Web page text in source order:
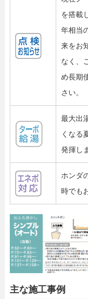
を搭載
年相当
来をお
なく、
め長期
さい。
最大出
くなる
発揮し
ホンダ
時でも
主な施工事例